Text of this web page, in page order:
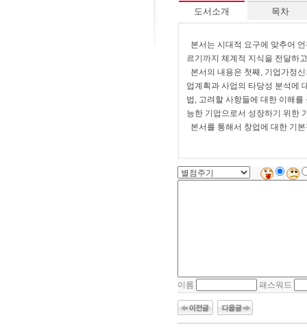
도서소개 목차
본서는 시대적 요구에 맞추어
르기까지 체계적 지식을 전달하
본서의 내용은 첫째, 기업가정
업계획과 사업의 타당성 분석에
법, 고려할 사항들에 대한 이해
능한 기업으로서 성장하기 위한
본서를 통해서 창업에 대한 기
이름 패스워드